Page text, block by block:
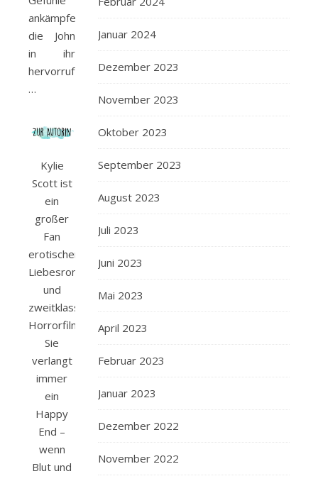
ankämpfen,
die John
in ihr
hervorruft
…
Kylie
Scott ist
ein
großer
Fan
erotischer
Liebesromane
und
zweitklassiger
Horrorfilme.
Sie
verlangt
immer
ein
Happy
End –
wenn
Blut und
Januar 2024
Dezember 2023
November 2023
Oktober 2023
September 2023
August 2023
Juli 2023
Juni 2023
Mai 2023
April 2023
Februar 2023
Januar 2023
Dezember 2022
November 2022